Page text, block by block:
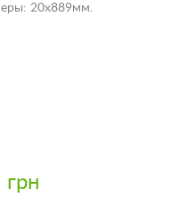
20x889мм.
грн